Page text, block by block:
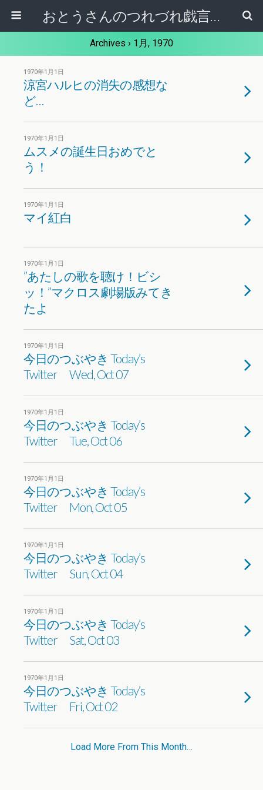
おとうさんのつれづれ戯言記
Archives › 1月, 1970
1970年1月1日
涼宮ハルヒの消失の感想な
ど…
1970年1月1日
ムスメの誕生日おめでと
う！
1970年1月1日
マイ紅白
1970年1月1日
”あたしの歌を聴け！ビシ
ッ！”マクロス劇場版みてき
たよ
1970年1月1日
今日のつぶやき Today’s
Twitter Wed, Oct 07
1970年1月1日
今日のつぶやき Today’s
Twitter Tue, Oct 06
1970年1月1日
今日のつぶやき Today’s
Twitter Mon, Oct 05
1970年1月1日
今日のつぶやき Today’s
Twitter Sun, Oct 04
1970年1月1日
今日のつぶやき Today’s
Twitter Sat, Oct 03
1970年1月1日
今日のつぶやき Today’s
Twitter Fri, Oct 02
Load More From This Month…